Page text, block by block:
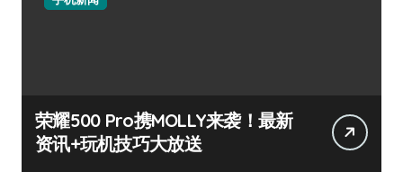
荣耀500 Pro携MOLLY来袭！最新
资讯+玩机技巧大放送